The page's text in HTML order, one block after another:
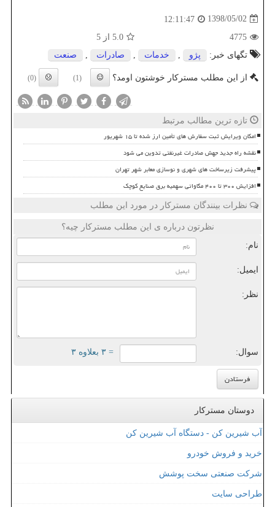
1398/05/02
12:11:47
4775
5.0 از 5
تگهای خبر:
پژو , خدمات , صادرات , صنعت
از این مطلب مسترکار خوشتون اومد؟ (1)
(0)
تازه ترین مطالب مرتبط
امکان ویرایش ثبت سفارش های تأمین ارز شده تا ۱۵ شهریور
نقشه راه جدید جهش صادرات غیرنفتی تدوین می شود
پیشرفت زیرساخت های شهری و نوسازی معابر شهر تهران
افزایش ۳۰۰ تا ۴۰۰ مگاواتی سهمیه برق صنایع کوچک
نظرات بینندگان مسترکار در مورد این مطلب
نظرتون درباره ی این مطلب مسترکار چیه؟
نام:
ایمیل:
نظر:
سوال: = ۳ بعلاوه ۳
دوستان مسترکار
آب شیرین کن - دستگاه آب شیرین کن
خرید و فروش خودرو
شرکت صنعتی سخت پوشش
طراحی سایت